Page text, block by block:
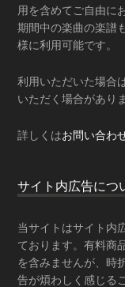
用を含めてご自由に
期間中の楽曲の楽譜
様に利用可能です。
利用いただいた場合
いただく場合があり
詳しくはお問い合わ
サイト内広告につ
当サイトはサイト内
ております。有料商
を含みませんが、時
告が煩わしく感じる